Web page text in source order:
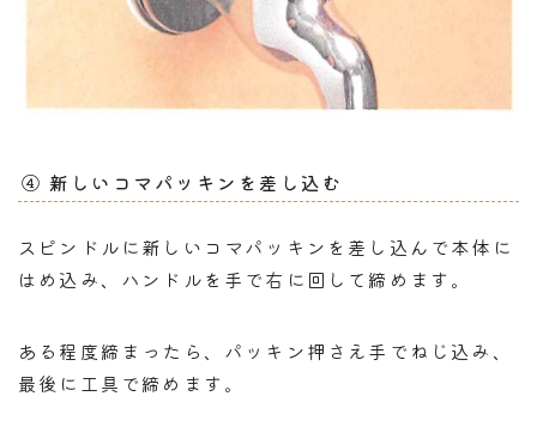
④ 新しいコマパッキンを差し込む
スピンドルに新しいコマパッキンを差し込んで本体に
はめ込み、ハンドルを手で右に回して締めます。
ある程度締まったら、パッキン押さえ手でねじ込み、
最後に工具で締めます。